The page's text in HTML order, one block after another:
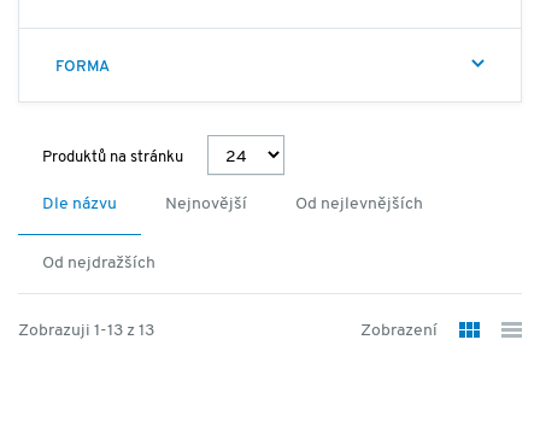
FORMA
Produktů na stránku
Dle názvu Nejnovější Od nejlevnějších
Od nejdražších
Zobrazuji 1-13 z 13 Zobrazení